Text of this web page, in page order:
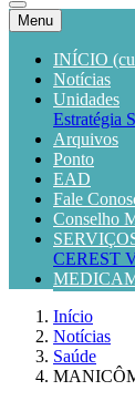
Menu
INÍCIO
Notícias
Unidades
Estratégia
Arquivos
Ponto
EAD
Fale
Conselho
CEREST
Início
Notícias
Saúde